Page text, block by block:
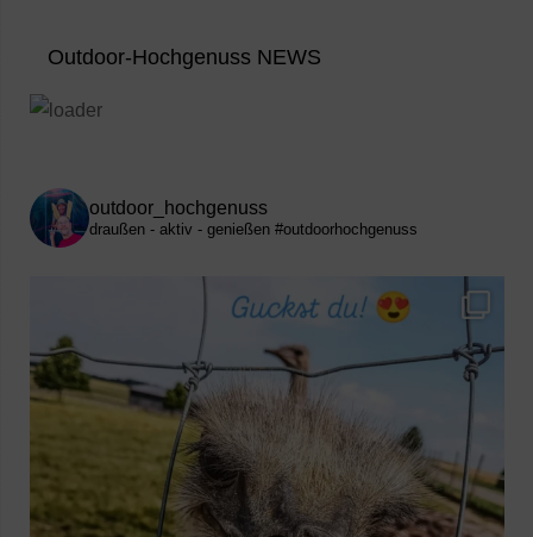
Outdoor-Hochgenuss NEWS
outdoor_hochgenuss
draußen - aktiv - genießen #outdoorhochgenuss